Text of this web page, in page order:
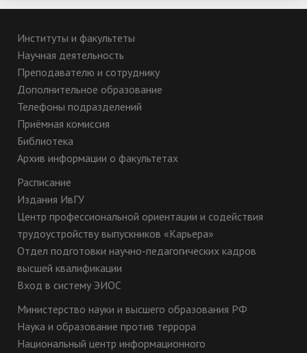
Институты и факультеты
Научная деятельность
Преподавателю и сотруднику
Дополнительное образование
Телефоны подразделений
Приёмная комиссия
Библиотека
Архив информации о факультетах
Расписание
Издания ИвГУ
Центр профессиональной ориентации и содействия
трудоустройству выпускников «Карьера»
Отдел подготовки научно-педагогических кадров
высшей квалификации
Вход в систему ЭИОС
Министерство науки и высшего образования РФ
Наука и образование против террора
Национальный центр информационного